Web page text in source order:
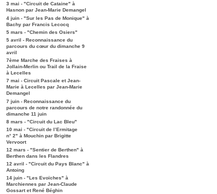
3 mai - "Circuit de Cataine" à
Hasnon par Jean-Marie Demangel
4 juin - "Sur les Pas de Monique" à
Bachy par Francis Lecocq
5 mars - "Chemin des Osiers"
5 avril - Reconnaissance du
parcours du cœur du dimanche 9
avril
7ème Marche des Fraises à
Jollain-Merlin ou Trail de la Fraise
à Lecelles
7 mai - Circuit Pascale et Jean-
Marie à Lecelles par Jean-Marie
Demangel
7 juin - Reconnaissance du
parcours de notre randonnée du
dimanche 11 juin
8 mars - "Circuit du Lac Bleu"
10 mai - "Circuit de l’Ermitage
n° 2" à Mouchin par Brigitte
Vervoort
12 mars - "Sentier de Berthen" à
Berthen dans les Flandres
12 avril - "Circuit du Pays Blanc" à
Antoing
14 juin - "Les Evoïches" à
Marchiennes par Jean-Claude
Gossart et René Béghin